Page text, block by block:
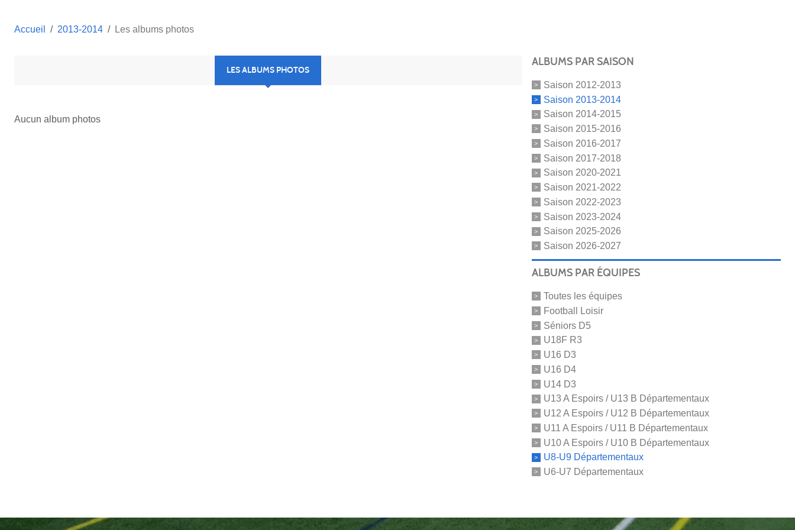
Accueil 2013-2014 Les albums photos
LES ALBUMS PHOTOS
Aucun album photos
ALBUMS PAR SAISON
Saison 2012-2013
Saison 2013-2014
Saison 2014-2015
Saison 2015-2016
Saison 2016-2017
Saison 2017-2018
Saison 2020-2021
Saison 2021-2022
Saison 2022-2023
Saison 2023-2024
Saison 2025-2026
Saison 2026-2027
ALBUMS PAR ÉQUIPES
Toutes les équipes
Football Loisir
Séniors D5
U18F R3
U16 D3
U16 D4
U14 D3
U13 A Espoirs / U13 B Départementaux
U12 A Espoirs / U12 B Départementaux
U11 A Espoirs / U11 B Départementaux
U10 A Espoirs / U10 B Départementaux
U8-U9 Départementaux
U6-U7 Départementaux